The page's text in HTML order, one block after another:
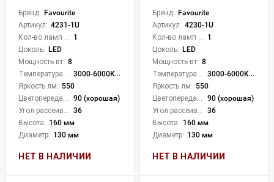
Бренд: Favourite
Артикул: 4231-1U
1
Цоколь: LED
Мощность вт: 8
3000-6000K (плавная рег.)
Яркость лм: 550
90 (хорошая)
36
Высота: 160 мм
Диаметр: 130 мм
НЕТ В НАЛИЧИИ
Бренд: Favourite
Артикул: 4230-1U
1
Цоколь: LED
Мощность вт: 8
3000-6000K (плавная рег.)
Яркость лм: 550
90 (хорошая)
36
Высота: 160 мм
Диаметр: 130 мм
НЕТ В НАЛИЧИИ